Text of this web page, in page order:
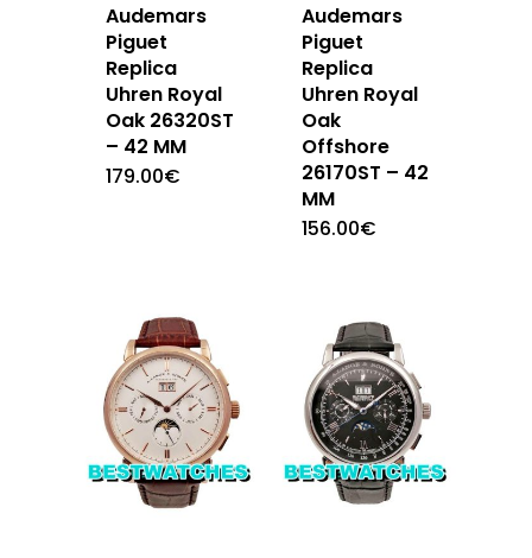
Audemars
Piguet
Replica
Uhren Royal
Oak 26320ST
– 42 MM
179.00€
Audemars
Piguet
Replica
Uhren Royal
Oak
Offshore
26170ST – 42
MM
156.00€